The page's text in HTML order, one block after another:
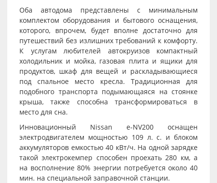
Оба автодома представлены с минимальным
комплектом оборудования и бытового оснащения,
которого, впрочем, будет вполне достаточно для
путешествий без излишних требований к комфорту.
К услугам любителей автокруизов компактный
холодильник и мойка, газовая плита и ящики для
продуктов, шкаф для вещей и раскладывающиеся
под спальное место кресла. Традиционная для
подобного транспорта подымающаяся на стоянке
крыша, также способна трансформироваться в
место для сна.
Инновационный Nissan e-NV200 оснащен
электродвигателем мощностью 109 л. с. и блоком
аккумуляторов емкостью 40 кВт/ч. На одной зарядке
такой электрокемпер способен проехать 280 км, а
на восполнение 80% энергии потребуется около 40
мин. на специальной заправочной станции.